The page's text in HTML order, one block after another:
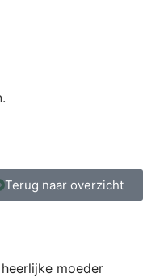
Terug naar overzicht
moeder